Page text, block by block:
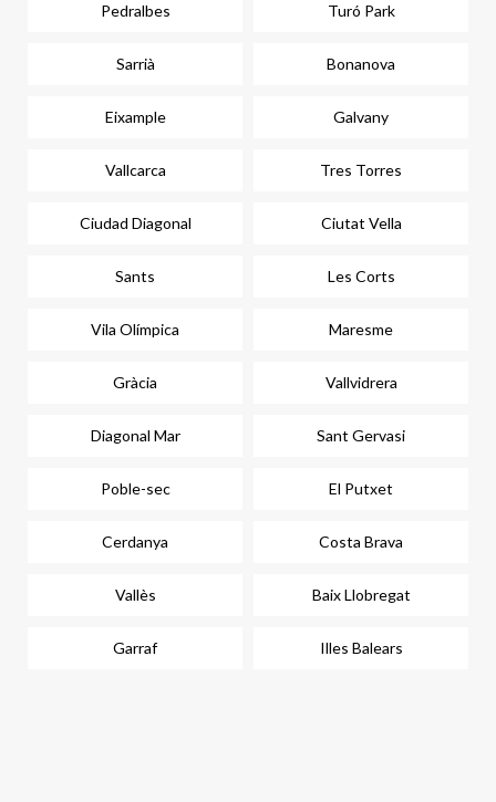
Pedralbes Turó Park
Sarrià Bonanova
Eixample Galvany
Vallcarca Tres Torres
Ciudad Diagonal Ciutat Vella
Sants Les Corts
Vila Olímpica Maresme
Gràcia Vallvidrera
Diagonal Mar Sant Gervasi
Poble-sec El Putxet
Cerdanya Costa Brava
Vallès Baix Llobregat
Garraf Illes Balears